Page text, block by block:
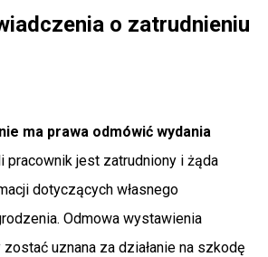
o zatrudnieniu
nie ma prawa odmówić wydania
pracownik jest zatrudniony i żąda
dotyczących własnego
Odmowa wystawienia
zostać uznana za działanie na szkodę